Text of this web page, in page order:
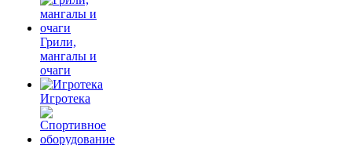
Грили,
мангалы и
очаги
Игротека